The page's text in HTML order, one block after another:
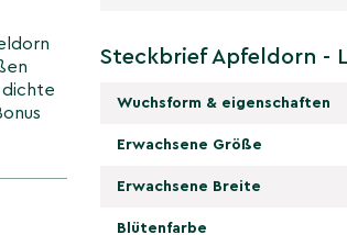
dichte
Steckbrief Apfeldorn -
Wuchsform & eigenschaften
Erwachsene Größe
Erwachsene Breite
Blütenfarbe